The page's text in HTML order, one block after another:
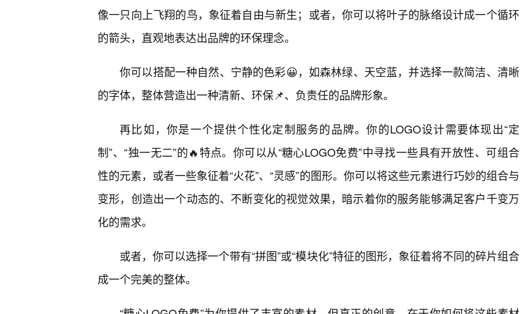
像一只向上飞翔的鸟，象征着自由与新生；或者，你可以将叶子的脉络设计成一个循环
的箭头，直观地表达出品牌的环保理念。
你可以搭配一种自然、宁静的色彩😀，如森林绿、天空蓝，并选择一款简洁、清晰
的字体，整体营造出一种清新、环保📌、负责任的品牌形象。
再比如，你是一个提供个性化定制服务的品牌。你的LOGO设计需要体现出“定
制”、“独一无二”的🔥特点。你可以从“糖心LOGO免费”中寻找一些具有开放性、可组合
性的元素，或者一些象征着“火花”、“灵感”的图形。你可以将这些元素进行巧妙的组合与
变形，创造出一个动态的、不断变化的视觉效果，暗示着你的服务能够满足客户千变万
化的需求。
或者，你可以选择一个带有“拼图”或“模块化”特征的图形，象征着将不同的碎片组合
成一个完美的整体。